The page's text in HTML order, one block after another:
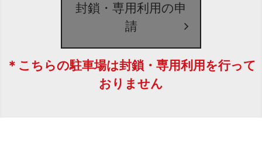
封鎖・専用利用の申
請
＊こちらの駐車場は封鎖・専用利用を行って
おりません